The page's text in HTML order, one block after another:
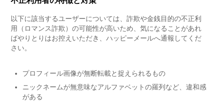
以下に該当するユーザーについては、詐欺や金銭目的の不正利
用（ロマンス詐欺）の可能性が高いため、気になることがあれ
ばやりとりはお控えいただき、ハッピーメールへ通報してくだ
さい。
プロフィール画像が無断転載と捉えられるもの
ニックネームが無意味なアルファベットの羅列など、違和感
がある